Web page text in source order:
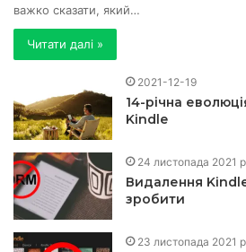
важко сказати, який…
Читати далі »
2021-12-19
14-річна
Kindle
24 листопада 2021
Видалення
зробити
23 листопада 2021